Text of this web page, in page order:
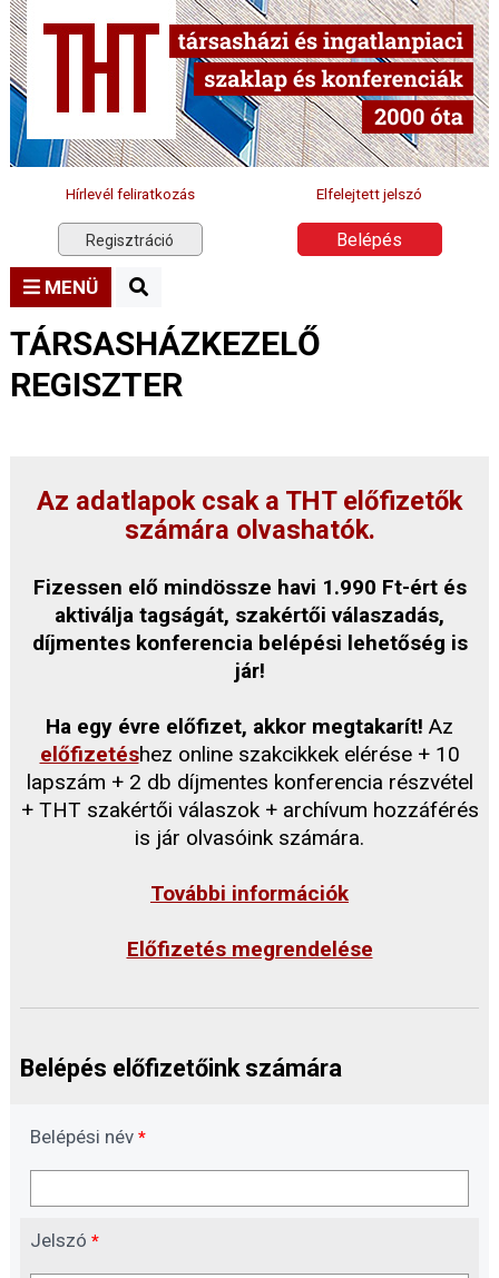
Hírlevél feliratkozás Elfelejtett jelszó
Regisztráció Belépés
MENÜ
TÁRSASHÁZKEZELŐ
REGISZTER
Az adatlapok csak a THT előfizetők
számára olvashatók.
Fizessen elő mindössze havi 1.990 Ft-ért és
aktiválja tagságát, szakértői válaszadás,
díjmentes konferencia belépési lehetőség is
jár!
Ha egy évre előfizet, akkor megtakarít! Az
előfizetéshez online szakcikkek elérése + 10
lapszám + 2 db díjmentes konferencia részvétel
+ THT szakértői válaszok + archívum hozzáférés
is jár olvasóink számára.
További információk
Előfizetés megrendelése
Belépés előfizetőink számára
Belépési név *
Jelszó *